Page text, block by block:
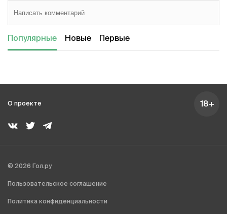
Популярные Новые Первые
О проекте 18+
© 2026 Гол.ру
Пользовательское соглашение
Политика конфиденциальности